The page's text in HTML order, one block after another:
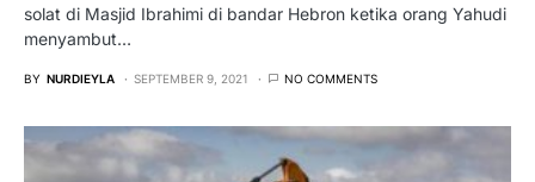
solat di Masjid Ibrahimi di bandar Hebron ketika orang Yahudi
menyambut…
BY NURDIEYLA SEPTEMBER 9, 2021 NO COMMENTS